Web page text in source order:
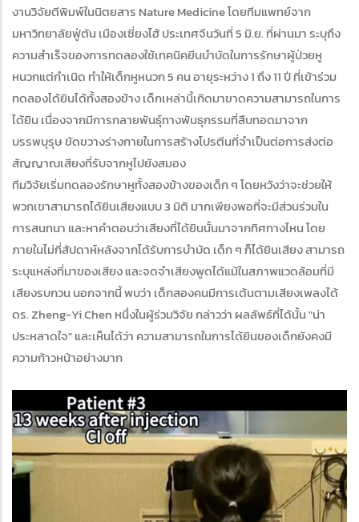
งานวิจัยตีพิมพ์ในนิตยสาร Nature Medicine โดยทีมแพทย์จาก
มหาวิทยาลัยฟู่ตัน เมืองเซี่ยงไฮ้ ประเทศจีนวันที่ 5 มิ.ย. ที่ผ่านมา ระบุถึง
ความสำเร็จของการทดลองใช้เทคนิคยีนบำบัดในการรักษาผู้ป่วยหู
หนวกแต่กำเนิด ทำให้เด็กหูหนวก 5 คน อายุระหว่าง 1 ถึง 11 ปี ที่เข้าร่วม
ทดลองได้ยินได้ทั้งสองข้าง เด็กเหล่านี้เกิดมาขาดความสามารถในการ
ได้ยิน เนื่องจากมีการกลายพันธุ์ทางพันธุกรรมที่สืบทอดมาจาก
บรรพบุรุษ ขัดขวางร่างกายในการสร้างโปรตีนที่จำเป็นต่อการส่งต่อ
สัญญาณเสียงที่รับจากหูไปยังสมอง
ทีมวิจัยเริ่มทดลองรักษาหูทั้งสองข้างของเด็ก ๆ โดยหวังว่าจะช่วยให้
พวกเขาสามารถได้ยินเสียงแบบ 3 มิติ มากเพียงพอที่จะมีส่วนร่วมใน
การสนทนา และหาคำตอบว่าเสียงที่ได้ยินนั้นมาจากทิศทางไหน โดย
ภายในไม่กี่สัปดาห์หลังจากได้รับการบำบัด เด็ก ๆ ก็ได้ยินเสียง สามารถ
ระบุแหล่งที่มาของเสียง และจดจำเสียงพูดได้แม้ในสภาพแวดล้อมที่มี
เสียงรบกวน นอกจากนี้ พบว่า เด็กสองคนมีการเต้นตามเสียงเพลงได้
ดร. Zheng-Yi Chen หนึ่งในผู้ร่วมวิจัย กล่าวว่า ผลลัพธ์ที่ได้นั้น "น่า
ประหลาดใจ" และเห็นได้ว่า ความสามารถในการได้ยินของเด็กยังคงมี
ความก้าวหน้าอย่างมาก